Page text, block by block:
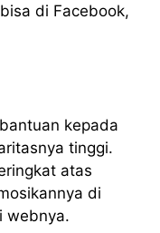
di Facebook,
kepada
tinggi.
atas
di
webnya.